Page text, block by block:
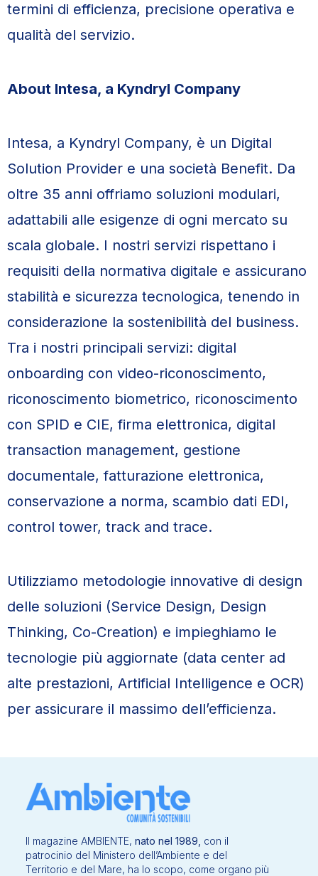
termini di efficienza, precisione operativa e
qualità del servizio.
About Intesa, a Kyndryl Company
Intesa, a Kyndryl Company, è un Digital
Solution Provider e una società Benefit. Da
oltre 35 anni offriamo soluzioni modulari,
adattabili alle esigenze di ogni mercato su
scala globale. I nostri servizi rispettano i
requisiti della normativa digitale e assicurano
stabilità e sicurezza tecnologica, tenendo in
considerazione la sostenibilità del business.
Tra i nostri principali servizi: digital
onboarding con video-riconoscimento,
riconoscimento biometrico, riconoscimento
con SPID e CIE, firma elettronica, digital
transaction management, gestione
documentale, fatturazione elettronica,
conservazione a norma, scambio dati EDI,
control tower, track and trace.
Utilizziamo metodologie innovative di design
delle soluzioni (Service Design, Design
Thinking, Co-Creation) e impieghiamo le
tecnologie più aggiornate (data center ad
alte prestazioni, Artificial Intelligence e OCR)
per assicurare il massimo dell’efficienza.
Il magazine AMBIENTE, nato nel 1989, con il
patrocinio del Ministero dell’Ambiente e del
Territorio e del Mare, ha lo scopo, come organo più